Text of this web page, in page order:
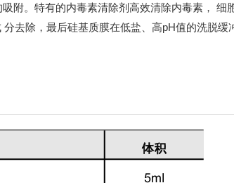
附。特有的内毒素清除剂高效清除内毒素， 细
去除，最后硅基质膜在低盐、高pH值的洗脱